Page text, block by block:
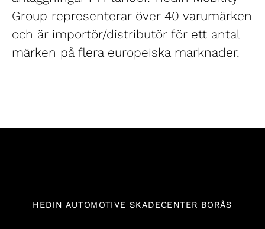
Group representerar över 40 varumärken
och är importör/distributör för ett antal
märken på flera europeiska marknader.
HEDIN AUTOMOTIVE SKADECENTER BORÅS